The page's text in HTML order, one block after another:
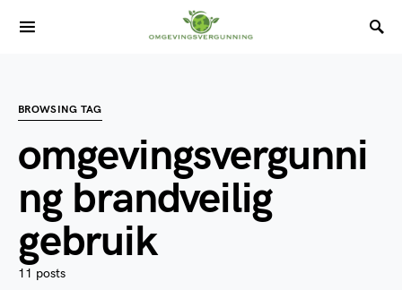
BROWSING TAG
omgevingsvergunni
ng brandveilig
gebruik
11 posts